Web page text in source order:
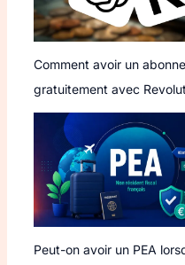
Comment avoir un
gratuitement avec Revolut
Peut-on avoir un PEA